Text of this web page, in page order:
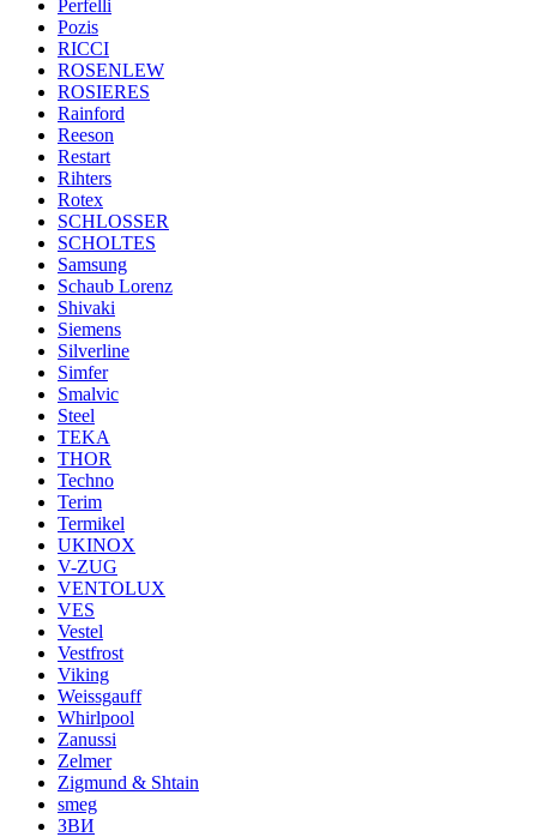
Perfelli
Pozis
RICCI
ROSENLEW
ROSIERES
Rainford
Reeson
Restart
Rihters
Rotex
SCHLOSSER
SCHOLTES
Samsung
Schaub Lorenz
Shivaki
Siemens
Silverline
Simfer
Smalvic
Steel
TEKA
THOR
Techno
Terim
Termikel
UKINOX
V-ZUG
VENTOLUX
VES
Vestel
Vestfrost
Viking
Weissgauff
Whirlpool
Zanussi
Zelmer
Zigmund & Shtain
smeg
ЗВИ